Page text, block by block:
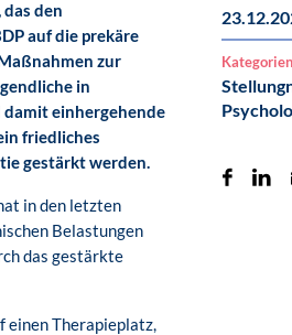
den
auf die prekäre
zur
in
einhergehende
friedliches
gestärkt werden.
in den letzten
Belastungen
das gestärkte
einen Therapieplatz,